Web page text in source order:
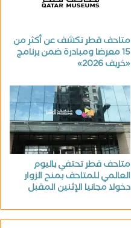
متاحف قطر تكشف عن أكثر من
15 معرضا ومبادرة ضمن برنامج
«خريف 2026»
متاحف قطر تحتفي باليوم
العالمي للمتاحف بمنح الزوار
دخولا مجانيا الإثنين المقبل